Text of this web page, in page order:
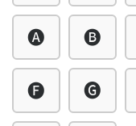
🅐 🅑
🅕 🅖